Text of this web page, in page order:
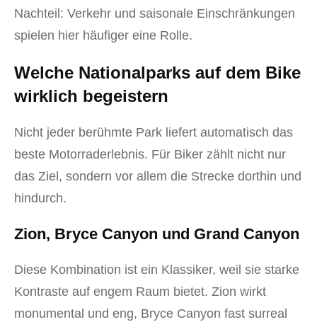
Nachteil: Verkehr und saisonale Einschränkungen
spielen hier häufiger eine Rolle.
Welche Nationalparks auf dem Bike
wirklich begeistern
Nicht jeder berühmte Park liefert automatisch das
beste Motorraderlebnis. Für Biker zählt nicht nur
das Ziel, sondern vor allem die Strecke dorthin und
hindurch.
Zion, Bryce Canyon und Grand Canyon
Diese Kombination ist ein Klassiker, weil sie starke
Kontraste auf engem Raum bietet. Zion wirkt
monumental und eng, Bryce Canyon fast surreal